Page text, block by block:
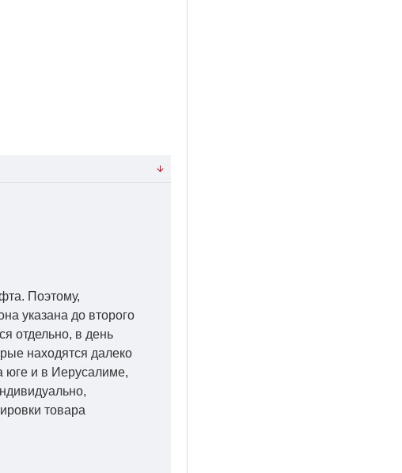
Поэтому,
указана до второго
отдельно, в день
находятся далеко
юге и в Иерусалиме,
товара